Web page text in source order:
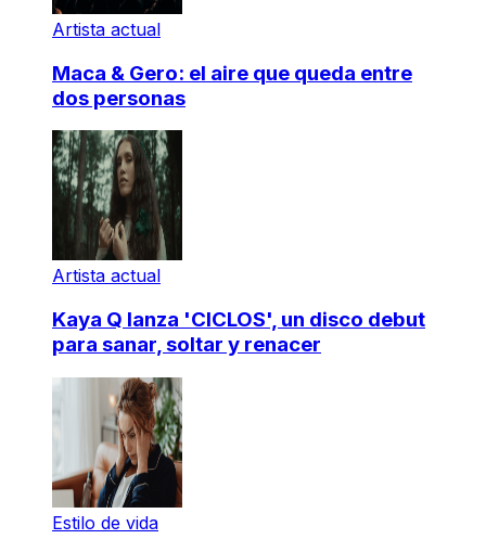
Artista actual
Maca & Gero: el aire que queda entre
dos personas
Artista actual
Kaya Q lanza 'CICLOS', un disco debut
para sanar, soltar y renacer
Estilo de vida